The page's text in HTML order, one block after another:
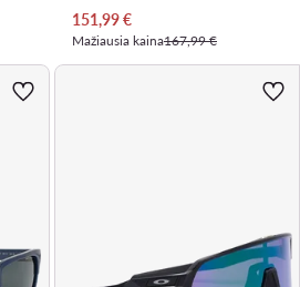
Dabartinė kaina
151,99€
Mažiausia kaina167,99 €